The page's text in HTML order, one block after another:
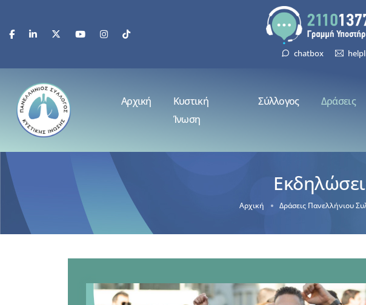
chatbox
Αρχική
Κυστική
Ίνωση
Σύλλογος Δράσεις
Αρχική Δράσεις Πανελλήνιου